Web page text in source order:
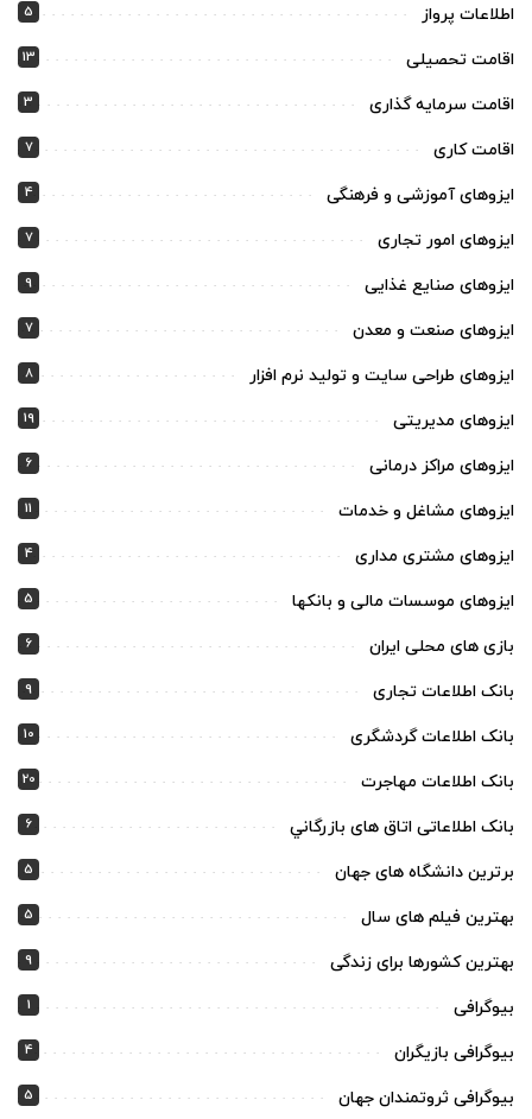
اطلاعات پرواز 5
اقامت تحصیلی 13
اقامت سرمایه گذاری 3
اقامت کاری 7
ایزوهای آموزشی و فرهنگی 4
ایزوهای امور تجاری 7
ایزوهای صنایع غذایی 9
ایزوهای صنعت و معدن 7
ایزوهای طراحی سایت و تولید نرم افزار 8
ایزوهای مدیریتی 19
ایزوهای مراکز درمانی 6
ایزوهای مشاغل و خدمات 11
ایزوهای مشتری مداری 4
ایزوهای موسسات مالی و بانکها 5
بازی های محلی ایران 6
بانک اطلاعات تجاری 9
بانک اطلاعات گردشگری 10
بانک اطلاعات مهاجرت 20
بانک اطلاعاتی اتاق های بازرگاني 6
برترین دانشگاه های جهان 5
بهترین فیلم های سال 5
بهترین کشورها برای زندگی 9
بیوگرافی 1
بیوگرافی بازیگران 4
بیوگرافی ثروتمندان جهان 5